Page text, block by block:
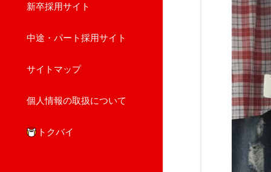
展
新卒採用サイト
中途・パート採用サイト
サイトマップ
個人情報の取扱について
トクバイ